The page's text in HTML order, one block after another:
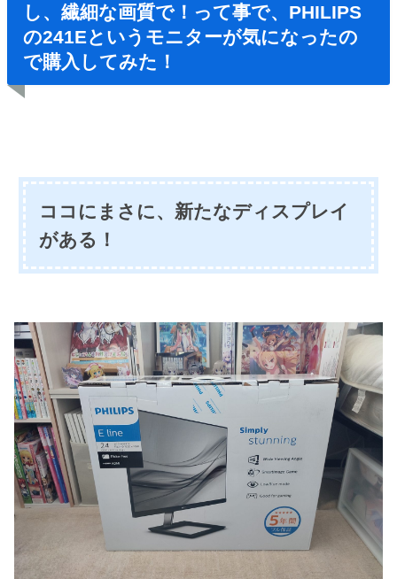
し、繊細な画質で！って事で、PHILIPS
の241Eというモニターが気になったの
で購入してみた！
ココにまさに、新たなディスプレイ
がある！